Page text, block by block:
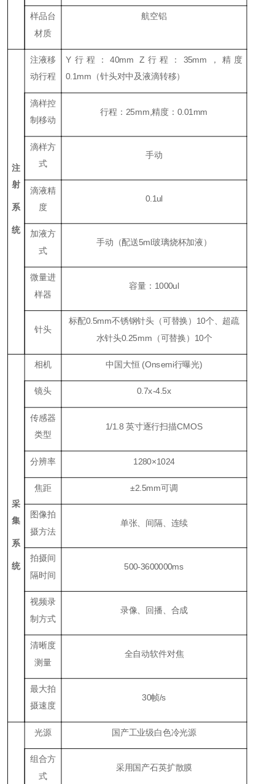
样品台
材质
航空铝
注
射
系
统
注液移
动行程
Y行程：40mm Z行程：35mm，精度
0.1mm（针头对中及液滴转移）
滴样控
制移动
行程：25mm,精度：0.01mm
滴样方
式
手动
滴液精
度
0.1ul
加液方
式
手动（配送5ml玻璃烧杯加液）
微量进
样器
容量：1000ul
针头
标配0.5mm不锈钢针头（可替换）10个、超疏
水针头0.25mm（可替换）10个
采
集
系
统
相机 中国大恒 (Onsemi行曝光)
镜头 0.7x-4.5x
传感器
类型
1/1.8 英寸逐行扫描CMOS
分辨率 1280×1024
焦距 ±2.5mm可调
图像拍
摄方法
单张、间隔、连续
拍摄间
隔时间
500-3600000ms
视频录
制方式
录像、回播、合成
清晰度
测量
全自动软件对焦
最大拍
摄速度
30帧/s
光源 国产工业级白色冷光源
组合方
式
采用国产石英扩散膜